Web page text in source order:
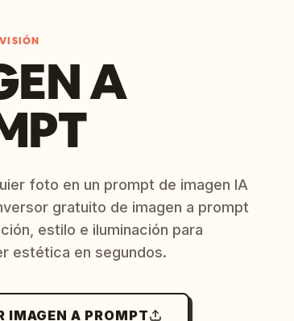
A
foto en un prompt de imagen IA
gratuito de imagen a prompt
estilo e iluminación para
estética en segundos.
IMAGEN A PROMPT